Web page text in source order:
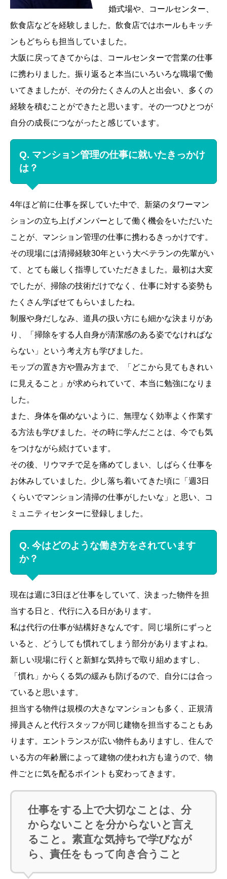
婚式場や、コールセンター、
飲食店などを経験しました。飲食店ではホールもキッチ
ンもどちらも担当していました。
大阪に戻ってきてからは、コールセンターで営業の仕事
に携わりました。振り返ると本当にいろいろな職場で働
いてきましたが、その分たくさんの人と出会い、多くの
経験を積むことができたと思います。その一つひとつが
自分の成長につながったと感じています。
Q. マンション管理の仕事に就いたきっかけ
は？
4年ほど前に仕事を探していた中で、新築のタワーマン
ションの立ち上げメンバーとして働く機会をいただいた
ことが、マンション管理の仕事に携わるきっかけです。
その現場には清掃経験30年という大ベテランの先輩がい
て、とても厳しく指導していただきました。最初は大変
でしたが、掃除の技術だけでなく、仕事に対する姿勢も
たくさん学ばせてもらいましたね。
制服や身だしなみ、道具の扱い方にも細かな決まりがあ
り、「掃除をする人自身が清潔感のある姿でなければな
らない」という考え方も学びました。
モップの置き方や畳み方まで、「どこから見てもきれい
に見えること」が求められていて、本当に勉強になりま
した。
また、身体を傷めないように、無理なく効率よく作業す
る方法も学びました。その時に学んだことは、今でも気
をつけながら続けています。
その後、リウマチで足を痛めてしまい、しばらく仕事を
お休みしていました。少し落ち着いてきた頃に「週3日
くらいでマンション清掃の仕事がしたいな」と思い、コ
ミュニティセンターに登録しました。
Q. 今はどのような働き方をされています
か？
現在は週に3日ほど仕事をしていて、決まった物件を担
当する日と、代行に入る日があります。
私は代行の仕事が結構好きなんです。同じ場所にずっと
いると、どうしても慣れてしまう部分がありますよね。
新しい現場に行くと新鮮な気持ちで取り組めますし、
「慣れ」からくる気の緩みも防げるので、自分には合っ
ていると思います。
担当する物件は規模の大きなマンションも多く、正規清
掃員さんと代行スタッフが同じ建物を担当することもあ
ります。エントランスが広い物件もありますし、住んで
いる方の年齢層によって建物の使われ方も違うので、物
件ごとに気を配るポイントも変わってきます。
仕事をする上で大切なことは、分
からないことを分からないと言え
ること。素直な気持ちで学びなが
ら、責任をもって向き合うこと